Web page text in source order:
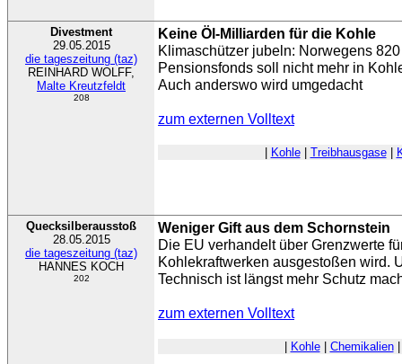
Divestment
29.05.2015
die tageszeitung (taz)
REINHARD WOLFF,
Malte Kreutzfeldt
208
Keine Öl-Milliarden für die Kohle
Klimaschützer jubeln: Norwegens
Pensionsfonds soll nicht mehr in
Auch anderswo wird umgedacht
zum externen Volltext
Kohle| Treibhausgase|
Quecksilberausstoß
28.05.2015
die tageszeitung (taz)
HANNES KOCH
202
Weniger Gift aus dem Schornstein
Die EU verhandelt über Grenzwerte
Kohlekraftwerken ausgestoßen wird.
Technisch ist längst mehr Schutz
zum externen Volltext
Kohle| Chemikalien